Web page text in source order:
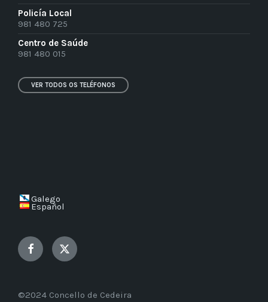
Policía Local
981 480 725
Centro de Saúde
981 480 015
VER TODOS OS TELÉFONOS
Galego
Español
Facebook Twitter
©2024 Concello de Cedeira